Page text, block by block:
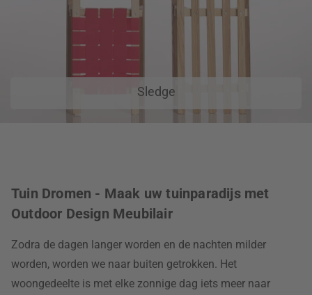
Sledge
Tuin Dromen - Maak uw tuinparadijs met
Outdoor Design Meubilair
Zodra de dagen langer worden en de nachten milder
worden, worden we naar buiten getrokken. Het
woongedeelte is met elke zonnige dag iets meer naar